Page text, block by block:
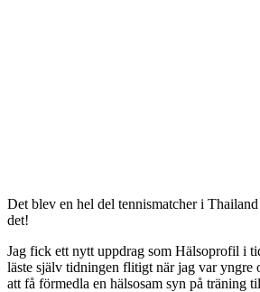
Det blev en hel del tennismatcher i
det!
Jag fick ett nytt uppdrag som Hälsoprofil i
läste själv tidningen flitigt när jag var yngre
att få förmedla en hälsosam syn på träning